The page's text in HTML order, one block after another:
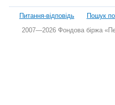
Питання-відповідь Пошук
2007—2026 Фондова біржа